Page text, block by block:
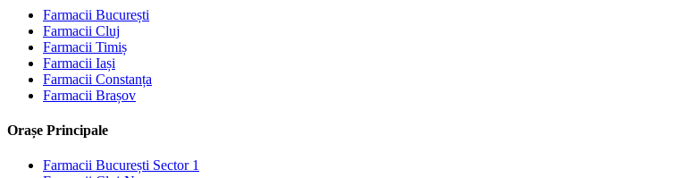
Farmacii București
Farmacii Cluj
Farmacii Timiș
Farmacii Iași
Farmacii Constanța
Farmacii Brașov
Orașe Principale
Farmacii București Sector 1